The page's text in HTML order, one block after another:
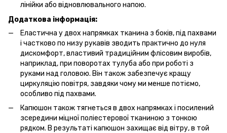
лінійки або відновлювального напою.
Додаткова інформація:
Еластична у двох напрямках тканина з боків, під пахвами
і частково по низу рукавів зводить практично до нуля
дискомфорт, властивий традиційним флісовим виробів,
наприклад, при поворотах тулуба або при роботі з
руками над головою. Він також забезпечує кращу
циркуляцію повітря, завдяки чому ми менше потіємо,
особливо під пахвами.
Капюшон також тягнеться в двох напрямках і посилений
зсередини міцної поліестерової тканиною з тонкою
рядком. В результаті капюшон захищає від вітру, в той